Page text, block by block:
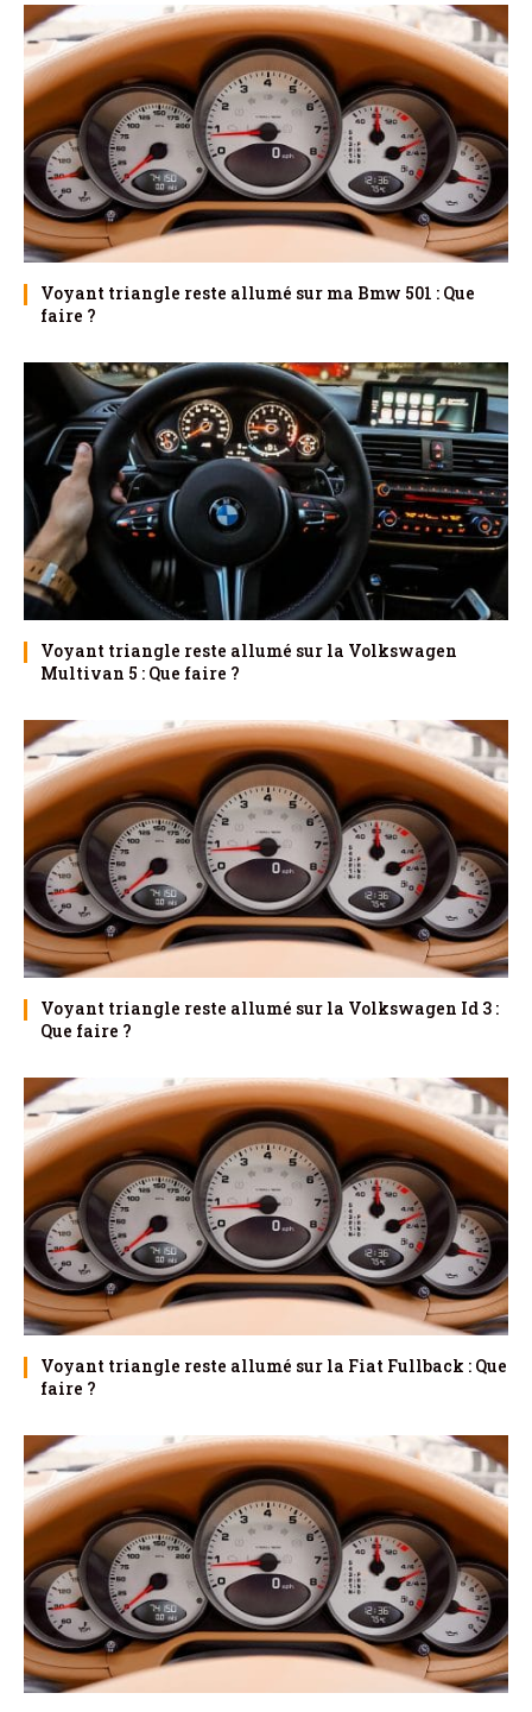
Voyant triangle reste allumé sur ma Bmw 501 : Que
faire ?
Voyant triangle reste allumé sur la Volkswagen
Multivan 5 : Que faire ?
Voyant triangle reste allumé sur la Volkswagen Id 3 :
Que faire ?
Voyant triangle reste allumé sur la Fiat Fullback : Que
faire ?